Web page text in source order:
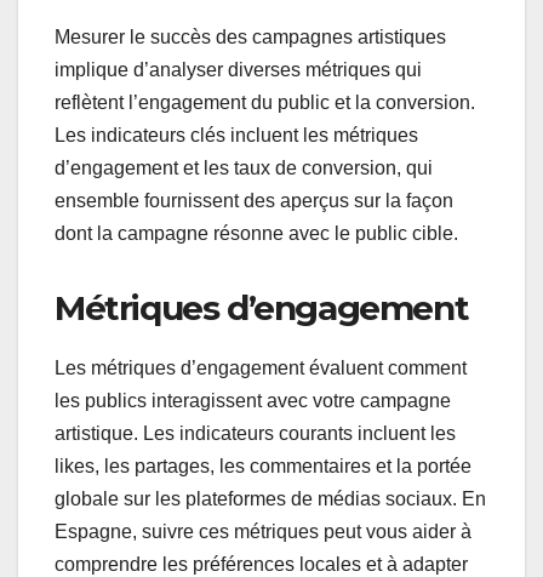
Mesurer le succès des campagnes artistiques
implique d’analyser diverses métriques qui
reflètent l’engagement du public et la conversion.
Les indicateurs clés incluent les métriques
d’engagement et les taux de conversion, qui
ensemble fournissent des aperçus sur la façon
dont la campagne résonne avec le public cible.
Métriques d’engagement
Les métriques d’engagement évaluent comment
les publics interagissent avec votre campagne
artistique. Les indicateurs courants incluent les
likes, les partages, les commentaires et la portée
globale sur les plateformes de médias sociaux. En
Espagne, suivre ces métriques peut vous aider à
comprendre les préférences locales et à adapter